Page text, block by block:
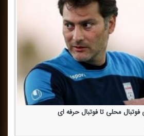
محلی تا فوتبال حرفه ای